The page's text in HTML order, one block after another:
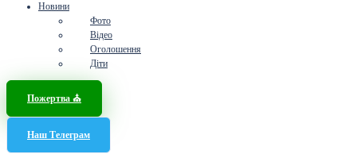
Новини
Фото
Відео
Оголошення
Діти
Пожертва ⛪️
Наш Телеграм